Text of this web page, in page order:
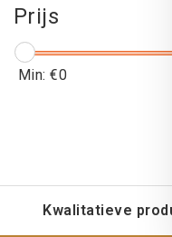
Prijs
Min: €0
Kwalitatieve